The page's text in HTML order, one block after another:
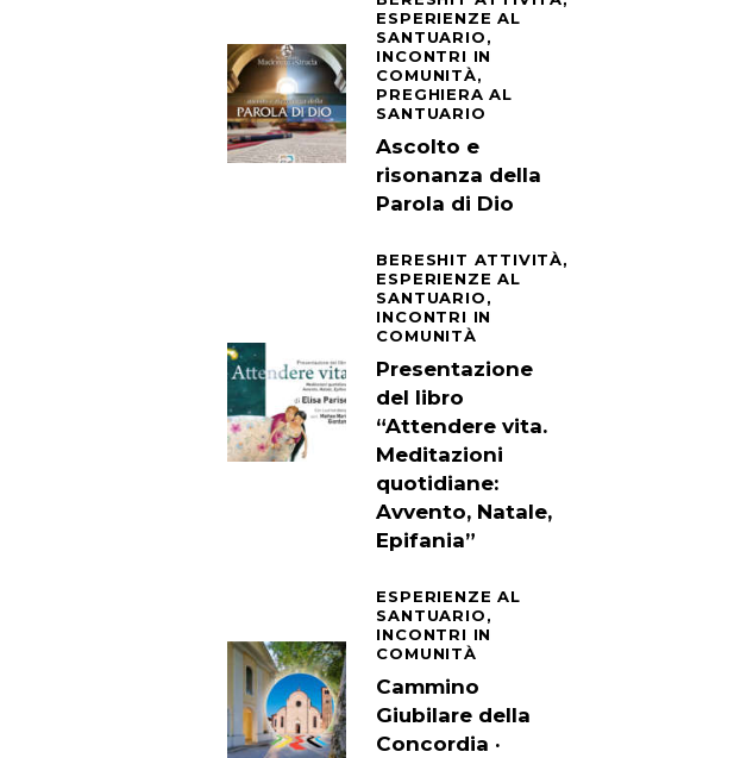
ESPERIENZE AL
SANTUARIO,
INCONTRI IN
COMUNITÀ,
PREGHIERA AL
SANTUARIO
Ascolto e
risonanza della
Parola di Dio
BERESHIT ATTIVITÀ,
ESPERIENZE AL
SANTUARIO,
INCONTRI IN
COMUNITÀ
Presentazione
del libro
“Attendere vita.
Meditazioni
quotidiane:
Avvento, Natale,
Epifania”
ESPERIENZE AL
SANTUARIO,
INCONTRI IN
COMUNITÀ
Cammino
Giubilare della
Concordia ·